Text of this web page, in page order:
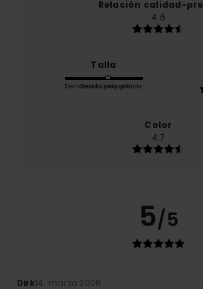
Relación calidad-
4.6
Talla
Demasiado pequeño
Demasiado grande
Color
4.7
5/5
Dirk14. marzo 2026